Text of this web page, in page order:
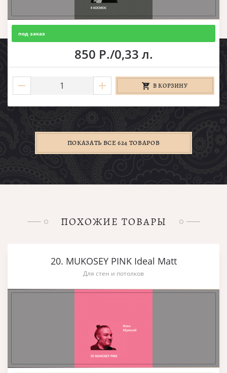
под заказ
850 Р./0,33 л.
В КОРЗИНУ
ПОКАЗАТЬ ВСЕ 624 ТОВАРОВ
ПОХОЖИЕ ТОВАРЫ
20. MUKOSEY PINK Ideal Matt
Для стен и потолков